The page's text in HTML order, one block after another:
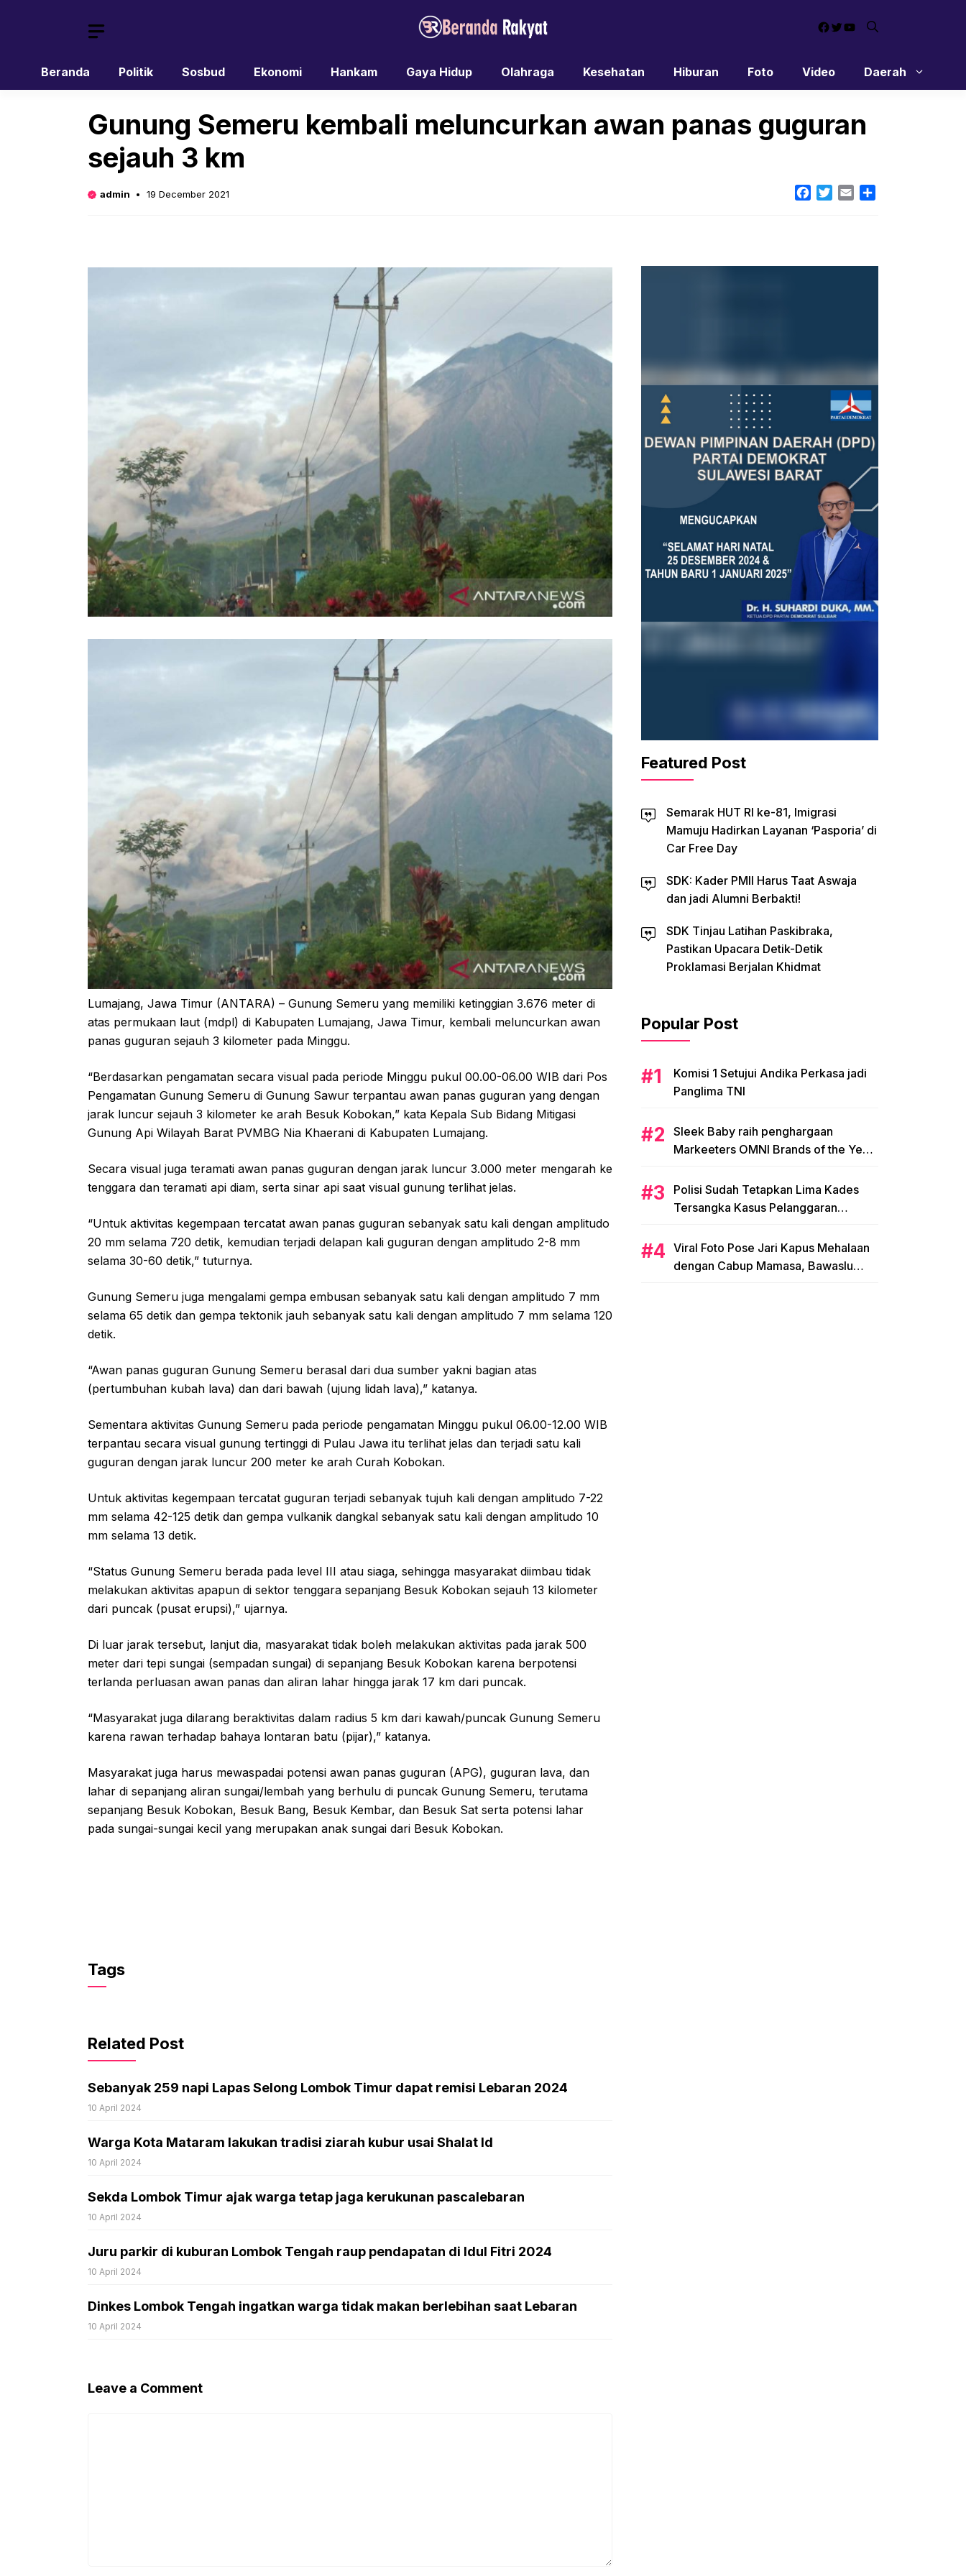
Facebook
Twitter
YouTube
Beranda Politik Sosbud Ekonomi Hankam Gaya Hidup Olahraga Kesehatan Hiburan Foto Video Daerah
Gunung Semeru kembali meluncurkan awan panas guguran
sejauh 3 km
admin 19 December 2021 Facebook
TwitterEmail
Lumajang, Jawa Timur (ANTARA) – Gunung Semeru yang memiliki ketinggian 3.676 meter di
atas permukaan laut (mdpl) di Kabupaten Lumajang, Jawa Timur, kembali meluncurkan awan
panas guguran sejauh 3 kilometer pada Minggu.
“Berdasarkan pengamatan secara visual pada periode Minggu pukul 00.00-06.00 WIB dari Pos
Pengamatan Gunung Semeru di Gunung Sawur terpantau awan panas guguran yang dengan
jarak luncur sejauh 3 kilometer ke arah Besuk Kobokan,” kata Kepala Sub Bidang Mitigasi
Gunung Api Wilayah Barat PVMBG Nia Khaerani di Kabupaten Lumajang.
Secara visual juga teramati awan panas guguran dengan jarak luncur 3.000 meter mengarah ke
tenggara dan teramati api diam, serta sinar api saat visual gunung terlihat jelas.
“Untuk aktivitas kegempaan tercatat awan panas guguran sebanyak satu kali dengan amplitudo
20 mm selama 720 detik, kemudian terjadi delapan kali guguran dengan amplitudo 2-8 mm
selama 30-60 detik,” tuturnya.
Gunung Semeru juga mengalami gempa embusan sebanyak satu kali dengan amplitudo 7 mm
selama 65 detik dan gempa tektonik jauh sebanyak satu kali dengan amplitudo 7 mm selama 120
detik.
“Awan panas guguran Gunung Semeru berasal dari dua sumber yakni bagian atas
(pertumbuhan kubah lava) dan dari bawah (ujung lidah lava),” katanya.
Sementara aktivitas Gunung Semeru pada periode pengamatan Minggu pukul 06.00-12.00 WIB
terpantau secara visual gunung tertinggi di Pulau Jawa itu terlihat jelas dan terjadi satu kali
guguran dengan jarak luncur 200 meter ke arah Curah Kobokan.
Untuk aktivitas kegempaan tercatat guguran terjadi sebanyak tujuh kali dengan amplitudo 7-22
mm selama 42-125 detik dan gempa vulkanik dangkal sebanyak satu kali dengan amplitudo 10
mm selama 13 detik.
“Status Gunung Semeru berada pada level III atau siaga, sehingga masyarakat diimbau tidak
melakukan aktivitas apapun di sektor tenggara sepanjang Besuk Kobokan sejauh 13 kilometer
dari puncak (pusat erupsi),” ujarnya.
Di luar jarak tersebut, lanjut dia, masyarakat tidak boleh melakukan aktivitas pada jarak 500
meter dari tepi sungai (sempadan sungai) di sepanjang Besuk Kobokan karena berpotensi
terlanda perluasan awan panas dan aliran lahar hingga jarak 17 km dari puncak.
“Masyarakat juga dilarang beraktivitas dalam radius 5 km dari kawah/puncak Gunung Semeru
karena rawan terhadap bahaya lontaran batu (pijar),” katanya.
Masyarakat juga harus mewaspadai potensi awan panas guguran (APG), guguran lava, dan
lahar di sepanjang aliran sungai/lembah yang berhulu di puncak Gunung Semeru, terutama
sepanjang Besuk Kobokan, Besuk Bang, Besuk Kembar, dan Besuk Sat serta potensi lahar
pada sungai-sungai kecil yang merupakan anak sungai dari Besuk Kobokan.
Tags
Related Post
Sebanyak 259 napi Lapas Selong Lombok Timur dapat remisi Lebaran 2024
10 April 2024
Warga Kota Mataram lakukan tradisi ziarah kubur usai Shalat Id
10 April 2024
Sekda Lombok Timur ajak warga tetap jaga kerukunan pascalebaran
10 April 2024
Juru parkir di kuburan Lombok Tengah raup pendapatan di Idul Fitri 2024
10 April 2024
Dinkes Lombok Tengah ingatkan warga tidak makan berlebihan saat Lebaran
10 April 2024
Leave a Comment
Featured Post
Semarak HUT RI ke-81, Imigrasi
Mamuju Hadirkan Layanan ‘Pasporia’ di
Car Free Day
SDK: Kader PMII Harus Taat Aswaja
dan jadi Alumni Berbakti!
SDK Tinjau Latihan Paskibraka,
Pastikan Upacara Detik-Detik
Proklamasi Berjalan Khidmat
Popular Post
Komisi 1 Setujui Andika Perkasa jadi
Panglima TNI
Sleek Baby raih penghargaan
Markeeters OMNI Brands of the Year
Polisi Sudah Tetapkan Lima Kades
Tersangka Kasus Pelanggaran
Viral Foto Pose Jari Kapus Mehalaan
dengan Cabup Mamasa, Bawaslu